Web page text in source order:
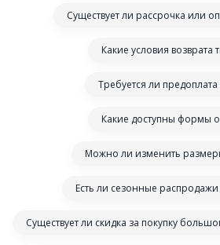
Существует ли рассрочка или
Какие условия возврата
Требуется ли предоплата
Какие доступны формы
Можно ли изменить
Есть ли сезонные распродажи
Существует ли скидка за покупку